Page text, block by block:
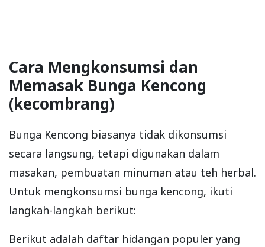
Cara Mengkonsumsi dan
Memasak Bunga Kencong
(kecombrang)
Bunga Kencong biasanya tidak dikonsumsi
secara langsung, tetapi digunakan dalam
masakan, pembuatan minuman atau teh herbal.
Untuk mengkonsumsi bunga kencong, ikuti
langkah-langkah berikut:
Berikut adalah daftar hidangan populer yang